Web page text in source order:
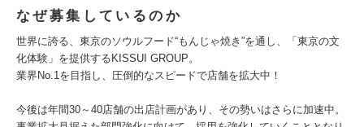
なぜ募集しているのか
世界に誇る、東京のソウルフード“もんじゃ焼き”を通し、「東京の文
化体験」を提供するKISSUI GROUP。
業界No.1を目指し、圧倒的なスピードで店舗を拡大中！
今後は年間30～40店舗の出店計画があり、その勢いはさらに加速中。